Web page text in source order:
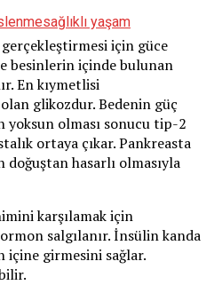
sağlıklı yaşam
için güce
besinlerin içinde bulunan
En kıymetlisi
glikozdur. Bedenin güç
yoksun olması sonucu tip-2
ortaya çıkar. Pankreasta
hasarlı olmasıyla
karşılamak için
salgılanır. İnsülin kanda
girmesini sağlar.